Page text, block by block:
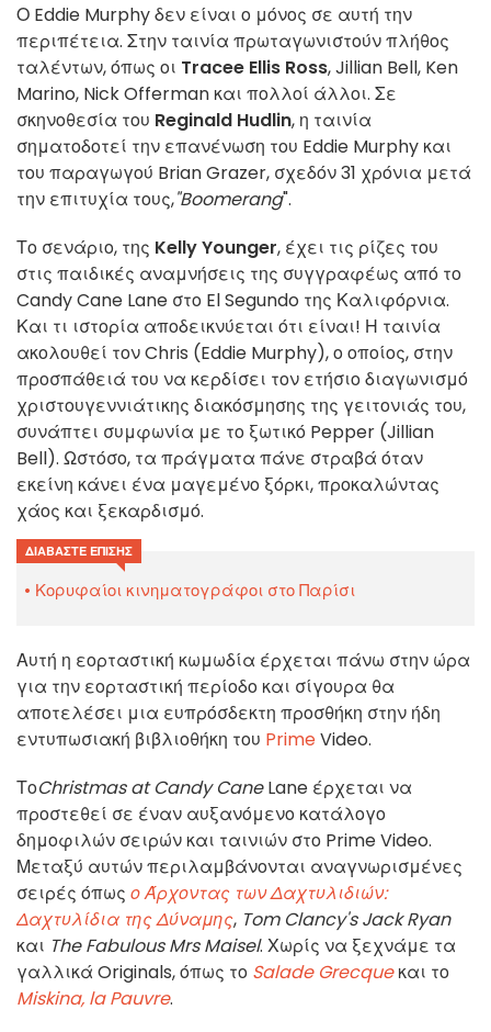
Ο Eddie Murphy δεν είναι ο μόνος σε αυτή την
περιπέτεια. Στην ταινία πρωταγωνιστούν πλήθος
ταλέντων, όπως οι Tracee Ellis Ross, Jillian Bell, Ken
Marino, Nick Offerman και πολλοί άλλοι. Σε
σκηνοθεσία του Reginald Hudlin, η ταινία
σηματοδοτεί την επανένωση του Eddie Murphy και
του παραγωγού Brian Grazer, σχεδόν 31 χρόνια μετά
την επιτυχία τους,"Boomerang".
Το σενάριο, της Kelly Younger, έχει τις ρίζες του
στις παιδικές αναμνήσεις της συγγραφέως από το
Candy Cane Lane στο El Segundo της Καλιφόρνια.
Και τι ιστορία αποδεικνύεται ότι είναι! Η ταινία
ακολουθεί τον Chris (Eddie Murphy), ο οποίος, στην
προσπάθειά του να κερδίσει τον ετήσιο διαγωνισμό
χριστουγεννιάτικης διακόσμησης της γειτονιάς του,
συνάπτει συμφωνία με το ξωτικό Pepper (Jillian
Bell). Ωστόσο, τα πράγματα πάνε στραβά όταν
εκείνη κάνει ένα μαγεμένο ξόρκι, προκαλώντας
χάος και ξεκαρδισμό.
ΔΙΑΒΆΣΤΕ ΕΠΊΣΗΣ
Κορυφαίοι κινηματογράφοι στο Παρίσι
Αυτή η εορταστική κωμωδία έρχεται πάνω στην ώρα
για την εορταστική περίοδο και σίγουρα θα
αποτελέσει μια ευπρόσδεκτη προσθήκη στην ήδη
εντυπωσιακή βιβλιοθήκη του PrimeVideo.
ΤοChristmas at Candy CaneLane έρχεται να
προστεθεί σε έναν αυξανόμενο κατάλογο
δημοφιλών σειρών και ταινιών στο Prime Video.
Μεταξύ αυτών περιλαμβάνονται αναγνωρισμένες
σειρές όπως ο Άρχοντας των Δαχτυλιδιών:
Δαχτυλίδια της Δύναμης, Tom Clancy's Jack Ryan
και The Fabulous Mrs Maisel. Χωρίς να ξεχνάμε τα
γαλλικά Originals, όπως το Salade Grecqueκαι το
Miskina, la Pauvre.